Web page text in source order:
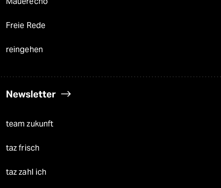
Freie Rede
reingehen
Newsletter
team zukunft
taz frisch
taz zahl ich